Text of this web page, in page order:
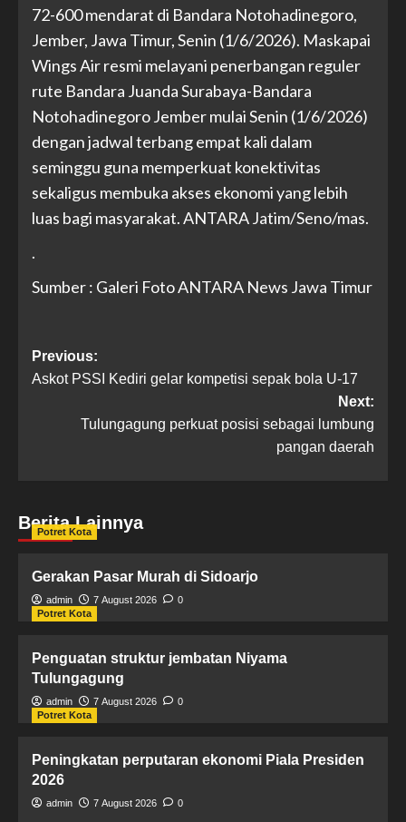
72-600 mendarat di Bandara Notohadinegoro,
Jember, Jawa Timur, Senin (1/6/2026). Maskapai
Wings Air resmi melayani penerbangan reguler
rute Bandara Juanda Surabaya-Bandara
Notohadinegoro Jember mulai Senin (1/6/2026)
dengan jadwal terbang empat kali dalam
seminggu guna memperkuat konektivitas
sekaligus membuka akses ekonomi yang lebih
luas bagi masyarakat. ANTARA Jatim/Seno/mas.
.
Sumber : Galeri Foto ANTARA News Jawa Timur
Previous:
Askot PSSI Kediri gelar kompetisi sepak bola U-17
Next:
Tulungagung perkuat posisi sebagai lumbung
pangan daerah
Berita Lainnya
Potret Kota
Gerakan Pasar Murah di Sidoarjo
admin 7 August 2026
0
Potret Kota
Penguatan struktur jembatan Niyama
Tulungagung
admin 7 August 2026
0
Potret Kota
Peningkatan perputaran ekonomi Piala Presiden
2026
admin 7 August 2026 0